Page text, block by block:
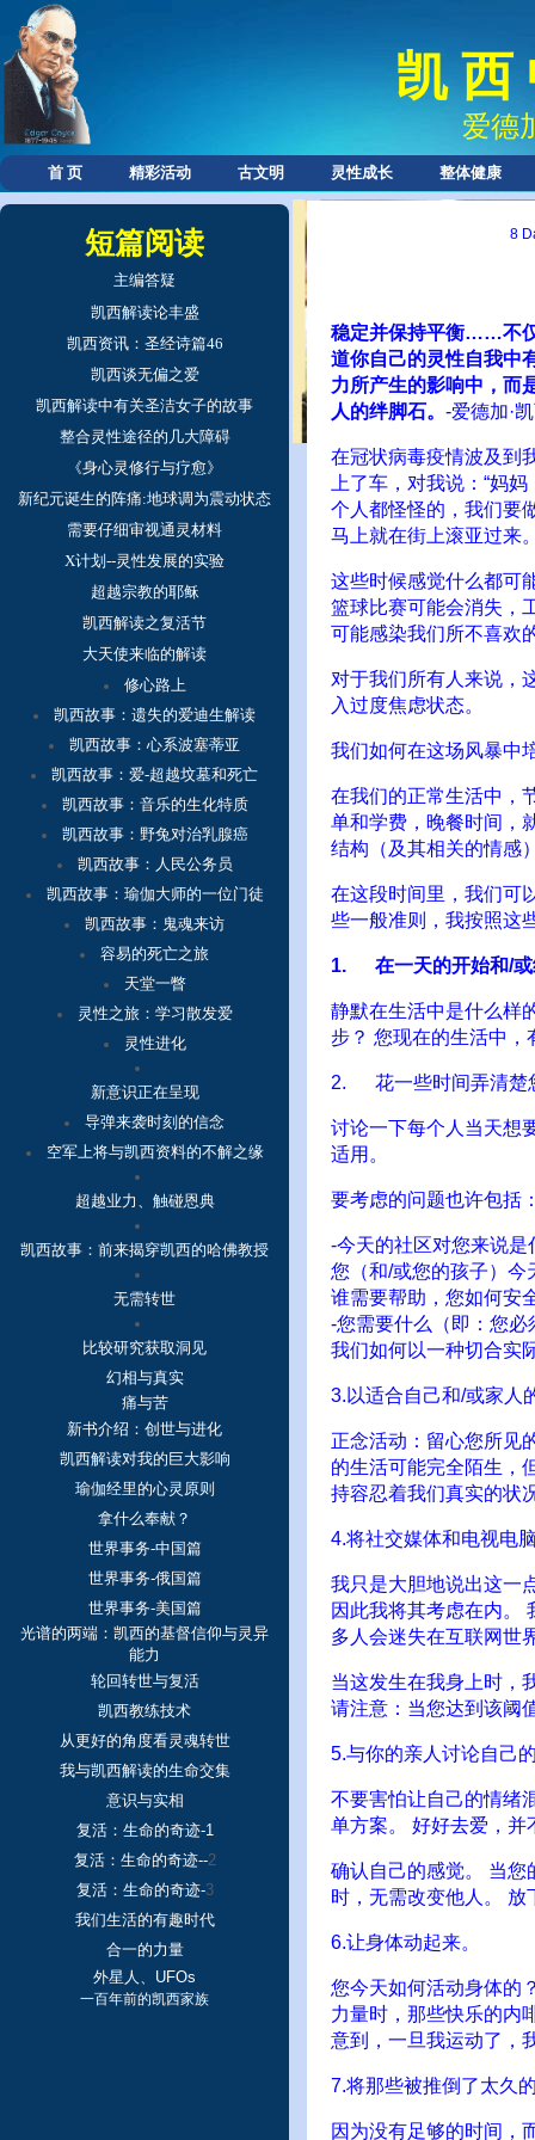
首 页 精彩活动 古文明 灵性成长 整体健康
凯 西
爱德
8
稳定并保持平衡……不
道你自己的灵性自我中
力所产生的影响中，而
人的绊脚石。 -爱德加·
在冠状病毒疫情波及到
上了车，对我说：“妈
个人都怪怪的，我们要
马上就在街上滚亚过来
这些时候感觉什么都可
篮球比赛可能会消失，
可能感染我们所不喜欢
对于我们所有人来说，
入过度焦虑状态。
我们如何在这场风暴中
在我们的正常生活中，
单和学费，晚餐时间，
结构（及其相关的情感
在这段时间里，我们可
些一般准则，我按照这
1. 在一天的开始和/或
静默在生活中是什么样
步？ 您现在的生活中，
2. 花一些时间弄清楚
讨论一下每个人当天想
适用。
要考虑的问题也许包括
-今天的社区对您来说是
您（和/或您的孩子）今
谁需要帮助，您如何安
-您需要什么（即：您
我们如何以一种切合实
3.以适合自己和/或家人
正念活动：留心您所见
的生活可能完全陌生，
持容忍着我们真实的状
4.将社交媒体和电视电
我只是大胆地说出这一
因此我将其考虑在内。
多人会迷失在互联网世
当这发生在我身上时，
请注意：当您达到该阈
5.与你的亲人讨论自己
不要害怕让自己的情绪
单方案。 好好去爱，并
确认自己的感觉。 当您
时，无需改变他人。
6.让身体动起来。
您今天如何活动身体的
力量时，那些快乐的内
意到，一旦我运动了，
7.将那些被推倒了太久
因为没有足够的时间，
短篇阅读
主编答疑
凯西解读论丰盛
凯西资讯：圣经诗篇46
凯西谈无偏之爱
凯西解读中有关圣洁女子的故事
整合灵性途径的几大障碍
《身心灵修行与疗愈》
新纪元诞生的阵痛:地球调为震动状态
需要仔细审视通灵材料
X计划--灵性发展的实验
超越宗教的耶稣
凯西解读之复活节
大天使来临的解读
修心路上
凯西故事： 遗失的爱迪生解读
凯西故事：心系波塞蒂亚
凯西故事：爱-超越坟墓和死亡
凯西故事：音乐的生化特质
凯西故事：野兔对治乳腺癌
凯西故事：人民公务员
凯西故事：瑜伽大师的一位门徒
凯西故事：鬼魂来访
容易的死亡之旅
天堂一瞥
灵性之旅：学习散发爱
灵性进化
新意识正在呈现
导弹来袭时刻的信念
空军上将与凯西资料的不解之缘
超越业力、触碰恩典
凯西故事： 前来揭穿凯西的哈佛教授
无需转世
比较研究获取洞见
幻相与真实
痛与苦
新书介绍：创世与进化
凯西解读对我的巨大影响
瑜伽经里的心灵原则
拿什么奉献？
世界事务-中国篇
世界事务-俄国篇
世界事务-美国篇
光谱的两端：凯西的基督信仰与灵异
能力
轮回转世与复活
凯西教练技术
从更好的角度看灵魂转世
我与凯西解读的生命交集
意识与实相
复活：生命的奇迹-1
复活：生命的奇迹--2
复活：生命的奇迹-3
我们生活的有趣时代
合一的力量
外星人、UFOs
一百年前的凯西家族